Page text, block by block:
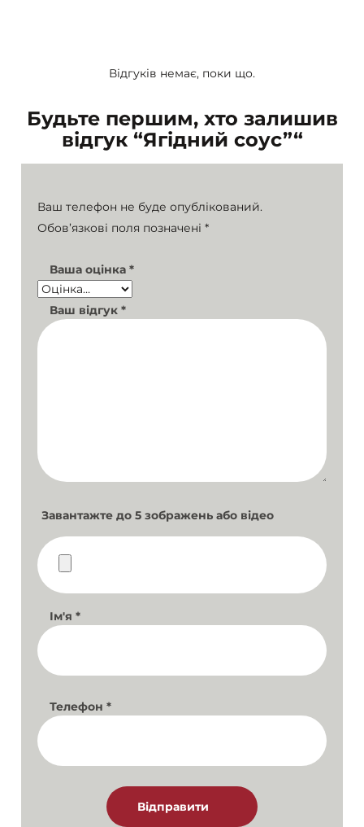
Відгуків немає, поки що.
Будьте першим, хто залишив
відгук “Ягідний соус”“
Ваш телефон не буде опублікований.
Обов’язкові поля позначені *
Ваша оцінка *
Ваш відгук *
Завантажте до 5 зображень або відео
Ім'я *
Телефон *